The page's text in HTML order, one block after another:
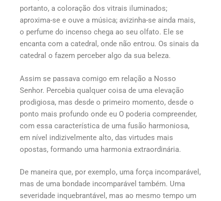
portanto, a coloração dos vitrais iluminados;
aproxima-se e ouve a música; avizinha-se ainda mais,
o perfume do incenso chega ao seu olfato. Ele se
encanta com a catedral, onde não entrou. Os sinais da
catedral o fazem perceber algo da sua beleza.
Assim se passava comigo em relação a Nosso
Senhor. Percebia qualquer coisa de uma elevação
prodigiosa, mas desde o primeiro momento, desde o
ponto mais profundo onde eu O poderia compreender,
com essa característica de uma fusão harmoniosa,
em nível indizivelmente alto, das virtudes mais
opostas, formando uma harmonia extraordinária.
De maneira que, por exemplo, uma força incomparável,
mas de uma bondade incomparável também. Uma
severidade inquebrantável, mas ao mesmo tempo um